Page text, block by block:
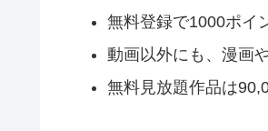
無料登録で1000ポイ
動画以外にも、漫画
無料見放題作品は